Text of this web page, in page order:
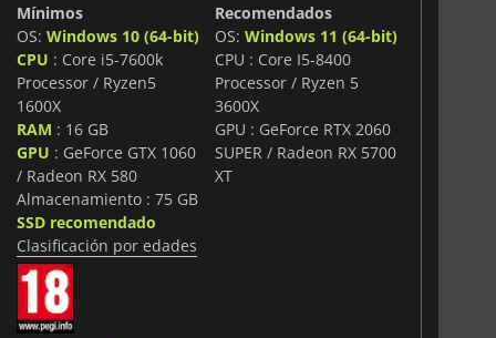
Mínimos
OS: Windows 10 (64-bit)
CPU : Core i5-7600k
Processor / Ryzen5
1600X
RAM : 16 GB
GPU : GeForce GTX 1060
/ Radeon RX 580
Almacenamiento : 75 GB
SSD recomendado
Recomendados
OS:Windows 11 (64-bit)
CPU : Core I5-8400
Processor / Ryzen 5
3600X
GPU : GeForce RTX 2060
SUPER / Radeon RX 5700
XT
Clasificación por edades